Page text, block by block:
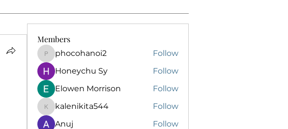
Members
phocohanoi2
phocohanoi2
Follow
Honeychu Sy
Follow
Elowen Morrison
Follow
kalenikita544
kalenikita544
Follow
Anuj
Follow